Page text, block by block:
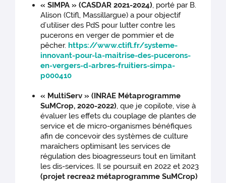
« SIMPA » (CASDAR 2021-2024), porté par B.
Alison (Ctifl, Massillargue) a pour objectif
d’utiliser des PdS pour lutter contre les
pucerons en verger de pommier et de
pêcher. https://www.ctifl.fr/systeme-
innovant-pour-la-maitrise-des-pucerons-
en-vergers-d-arbres-fruitiers-simpa-
p000410
« MultiServ » (INRAE Métaprogramme
SuMCrop, 2020-2022), que je copilote, vise à
évaluer les effets du couplage de plantes de
service et de micro-organismes bénéfiques
afin de concevoir des systèmes de culture
maraîchers optimisant les services de
régulation des bioagresseurs tout en limitant
les dis-services. Il se poursuit en 2022 et 2023
(projet recrea2 métaprogramme SuMCrop)